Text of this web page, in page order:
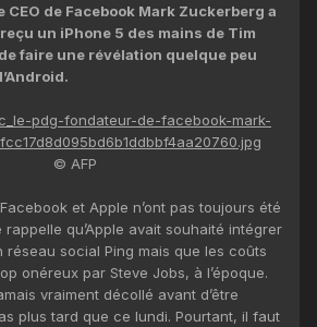
CEO de Facebook Mark Zuckerberg a
un iPhone 5 des mains de Tim
faire une révélation quelque peu
© AFP
et Apple n’ont pas toujours été
qu’Apple avait souhaité intégrer
réseau social Ping mais que les coûts
onéreux par Steve Jobs, à l’époque.
vraiment décollé avant d’être
plus tard que ce lundi. Pourtant, il faut